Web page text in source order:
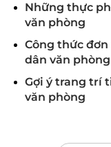
Những thực
văn phòng
Công thức
dân văn phòng
Gợi ý trang trí
văn phòng